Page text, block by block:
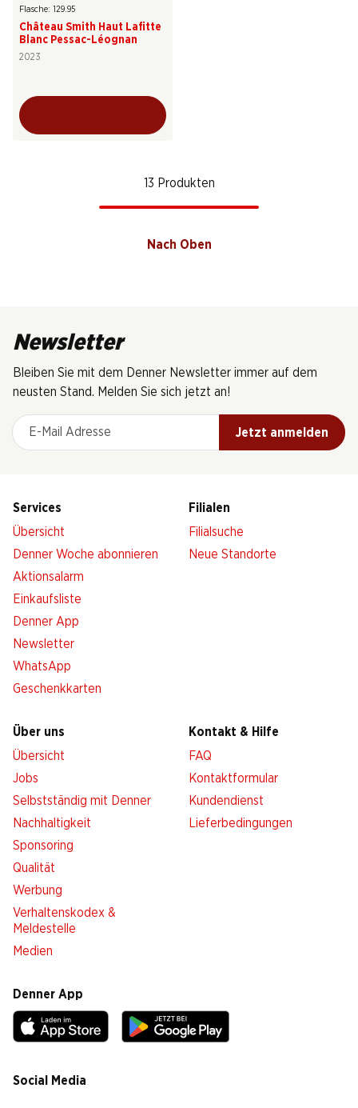
Flasche: 129.95
Château Smith Haut Lafitte
Blanc Pessac-Léognan
2023
13 Produkten
Nach Oben
Newsletter
Bleiben Sie mit dem Denner Newsletter immer auf dem
neusten Stand. Melden Sie sich jetzt an!
E-Mail Adresse
Jetzt anmelden
Services
Übersicht
Denner Woche abonnieren
Aktionsalarm
Einkaufsliste
Denner App
Newsletter
WhatsApp
Geschenkkarten
Filialen
Filialsuche
Neue Standorte
Über uns
Übersicht
Jobs
Selbstständig mit Denner
Nachhaltigkeit
Sponsoring
Qualität
Werbung
Verhaltenskodex &
Meldestelle
Medien
Kontakt & Hilfe
FAQ
Kontaktformular
Kundendienst
Lieferbedingungen
Denner App
Social Media